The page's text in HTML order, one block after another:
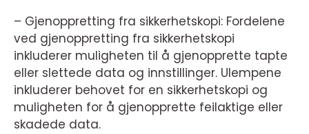
– Gjenoppretting fra sikkerhetskopi: Fordelene
ved gjenoppretting fra sikkerhetskopi
inkluderer muligheten til å gjenopprette tapte
eller slettede data og innstillinger. Ulempene
inkluderer behovet for en sikkerhetskopi og
muligheten for å gjenopprette feilaktige eller
skadede data.